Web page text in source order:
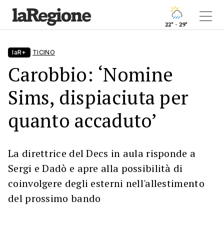
22° - 29°
laR+ TICINO
Carobbio: ‘Nomine
Sims, dispiaciuta per
quanto accaduto’
La direttrice del Decs in aula risponde a
Sergi e Dadò e apre alla possibilità di
coinvolgere degli esterni nell'allestimento
del prossimo bando